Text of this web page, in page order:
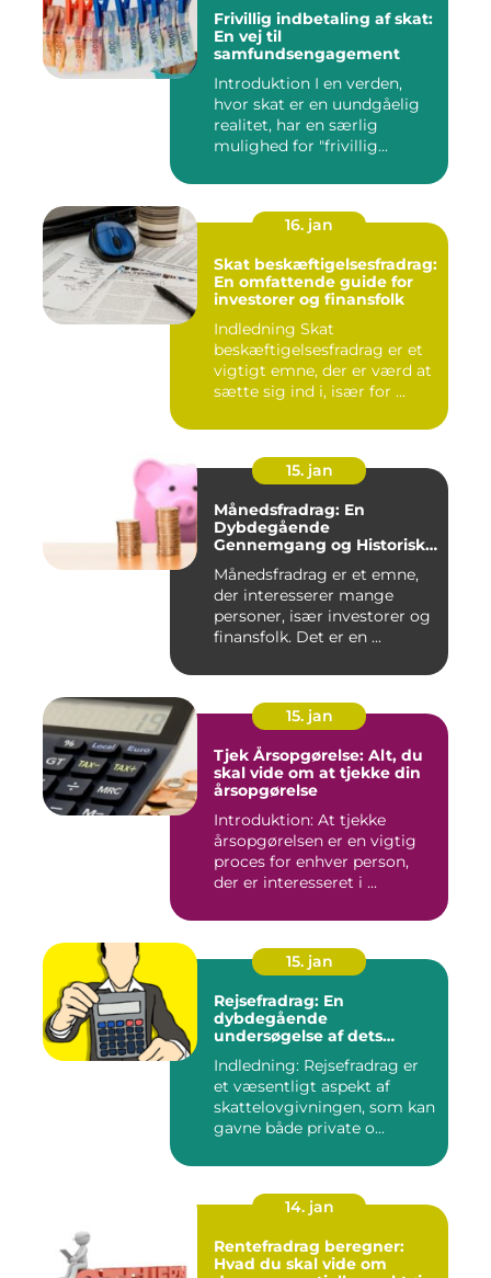
Frivillig indbetaling af skat:
En vej til
samfundsengagement
Introduktion I en verden,
hvor skat er en uundgåelig
realitet, har en særlig
mulighed for "frivillig...
16. jan
Skat beskæftigelsesfradrag:
En omfattende guide for
investorer og finansfolk
Indledning Skat
beskæftigelsesfradrag er et
vigtigt emne, der er værd at
sætte sig ind i, især for ...
15. jan
Månedsfradrag: En
Dybdegående
Gennemgang og Historisk
Månedsfradrag er et emne,
der interesserer mange
personer, især investorer og
finansfolk. Det er en ...
15. jan
Tjek Årsopgørelse: Alt, du
skal vide om at tjekke din
årsopgørelse
Introduktion: At tjekke
årsopgørelsen er en vigtig
proces for enhver person,
der er interesseret i ...
15. jan
Rejsefradrag: En
dybdegående
undersøgelse af dets
vigtighed for investorer og
finansfolk
Indledning: Rejsefradrag er
et væsentligt aspekt af
skattelovgivningen, som kan
gavne både private o...
14. jan
Rentefradrag beregner:
Hvad du skal vide om